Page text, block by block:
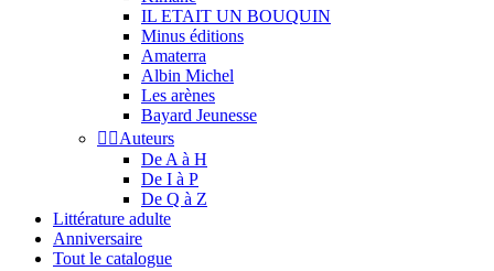
IL ETAIT UN BOUQUIN
Minus éditions
Amaterra
Albin Michel
Les arènes
Bayard Jeunesse
 Auteurs
De A à H
De I à P
De Q à Z
Littérature adulte
Anniversaire
Tout le catalogue